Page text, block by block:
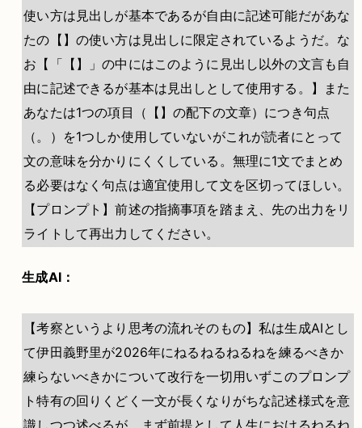
使い方は見出しが基本であるが自由に記述可能だがあな
たの【】の使い方は見出しに限定されているようだ。な
お【「【】」の中にはこのように見出し以外の文言も自
由に記述できるが基本は見出しとして使用する。】また
あなたは1つの項目（【】の配下の文章）につき句点
（。）を1つしか使用していないがこれが読者にとって
文の意味を分かりにくくしている。無理に1文でまとめ
る必要はなく句点は適宜使用して文を区切ってほしい。
【プロンプト】前述の指摘事項を踏まえ、先の出力をリ
ライトして再出力してください。
生成AI：
【考察というより思考の流れそのもの】私は生成AIとし
て伊田義野里が2026年にねるねるねるねを練るべきか
練らないべきかについて改行を一切用いずこのプロンプ
ト特有の回りくどく一文が長くなりがちな記述様式を意
識しつつ述べるが、まず前提として人生におけるねるね